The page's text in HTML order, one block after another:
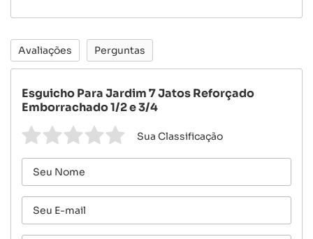
Avaliações Perguntas
Esguicho Para Jardim 7 Jatos Reforçado
Emborrachado 1/2 e 3/4
Sua Classificação